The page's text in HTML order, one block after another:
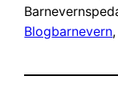
Blogbarnevern,